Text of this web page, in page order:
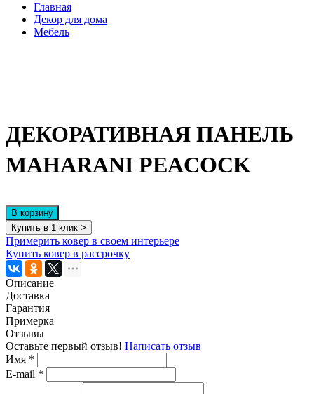
Главная
Декор для дома
Мебель
ДЕКОРАТИВНАЯ ПАНЕЛЬ
MAHARANI PEACOCK
В корзину
Купить в 1 клик >
Примерить ковер в своем интерьере
Купить ковер в рассрочку
Описание
Доставка
Гарантия
Примерка
Отзывы
Оставьте первый отзыв! Написать отзыв
Имя *
E-mail *